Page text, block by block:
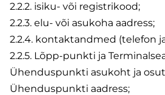
2.2.2. isiku- või registrikood;
2.2.3. elu- või asukoha aadress;
2.2.4. kontaktandmed (telefon
2.2.5. Lõpp-punkti ja
Ühenduspunkti asukoht ja
Ühenduspunkti aadress;